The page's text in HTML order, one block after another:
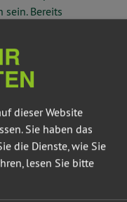
Bereits
sind vom
keine
Halter. Er schützt
vor Schaden und
Genau das ist
Wildtiere.
dieser Website
Sie haben das
die Dienste, wie Sie
lesen Sie bitte